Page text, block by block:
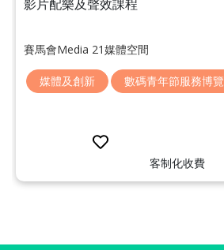
影片配樂及聲效課程
賽馬會Media 21媒體空間
媒體及創新 數碼青年節服務博覽
客制化收費